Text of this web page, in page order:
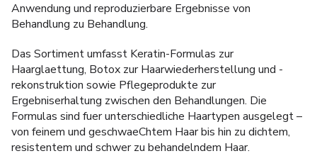
Anwendung und reproduzierbare Ergebnisse von
Behandlung zu Behandlung.
Das Sortiment umfasst Keratin-Formulas zur
Haarglaettung, Botox zur Haarwiederherstellung und -
rekonstruktion sowie Pflegeprodukte zur
Ergebniserhaltung zwischen den Behandlungen. Die
Formulas sind fuer unterschiedliche Haartypen ausgelegt –
von feinem und geschwaeChtem Haar bis hin zu dichtem,
resistentem und schwer zu behandelndem Haar.